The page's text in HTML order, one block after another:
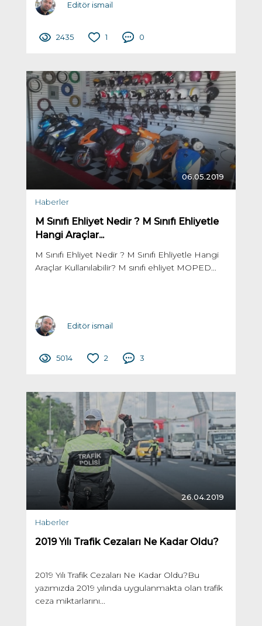
Editör ismail
2435 1 0
06.05.2019
Haberler
M Sınıfı Ehliyet Nedir ? M Sınıfı Ehliyetle
Hangi Araçlar...
M Sınıfı Ehliyet Nedir ? M Sınıfı Ehliyetle Hangi
Araçlar Kullanılabilir? M sınıfı ehliyet MOPED...
Editör ismail
5014 2 3
26.04.2019
Haberler
2019 Yılı Trafik Cezaları Ne Kadar Oldu?
2019 Yılı Trafik Cezaları Ne Kadar Oldu?Bu
yazımızda 2019 yılında uygulanmakta olan trafik
ceza miktarlarını...